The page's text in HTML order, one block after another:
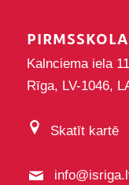
Kalnciema iela
Rīga, LV-1046,
Skatīt kartē